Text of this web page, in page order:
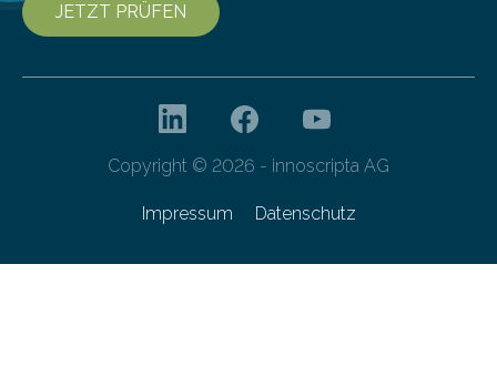
JETZT PRÜFEN
Copyright © 2026 - innoscripta AG
Impressum Datenschutz